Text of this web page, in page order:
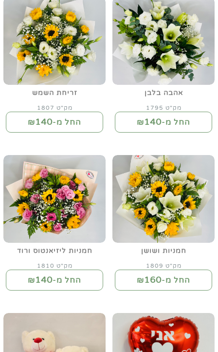
אהבה בלבן
מק"ט 1795
החל מ-₪140
זריחת השמש
מק"ט 1807
החל מ-₪140
חמניות ושושן
מק"ט 1809
החל מ-₪160
חמניות ליזיאנטוס ורוד
מק"ט 1810
החל מ-₪140